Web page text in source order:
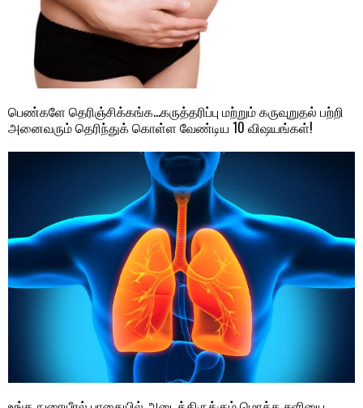
பெண்களே தெரிஞ்சிக்கங்க…கருத்தரிப்பு மற்றும் கருவுறுதல் பற்றி
அனைவரும் தெரிந்துக் கொள்ள வேண்டிய 10 விஷயங்கள்!